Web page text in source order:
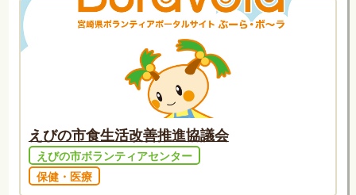
えびの市食生活改善推進協議会
えびの市ボランティアセンター
保健・医療